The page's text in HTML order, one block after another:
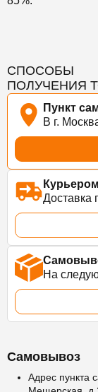
СПОСОБЫ
ПОЛУЧЕНИЯ
Пункт
В г.
Курьером
Доставка
На
Самовывоз
Адрес пункта